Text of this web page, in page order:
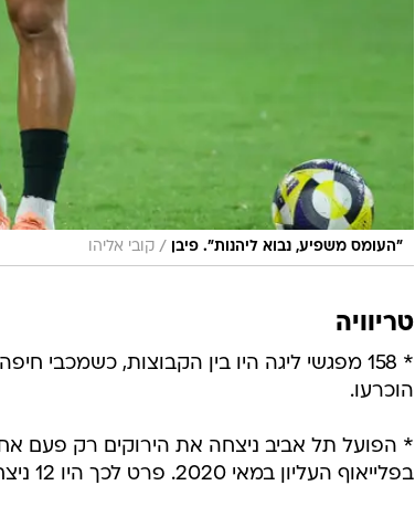
"העומס משפיע, נבוא ליהנות". פיבן / קובי אליהו
טריוויה
הוכרעו.
בפלייאוף העליון במאי 2020. פרט לכך היו 12 ניצחונות של מכבי חיפה וארבע תוצאות תיקו.